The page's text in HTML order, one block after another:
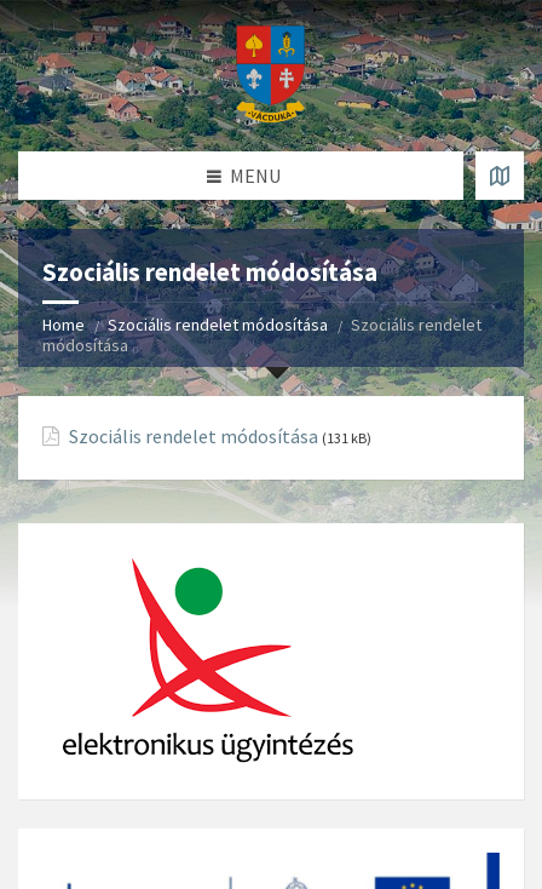
MENU
Szociális rendelet módosítása
Home Szociális rendelet módosítása
Szociális rendelet
módosítása
Szociális rendelet módosítása (131 kB)